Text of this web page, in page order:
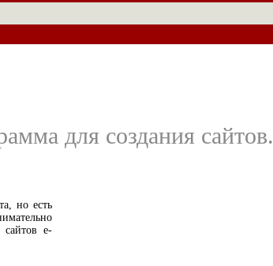
для создания сайтов.
но есть
сайтов e-